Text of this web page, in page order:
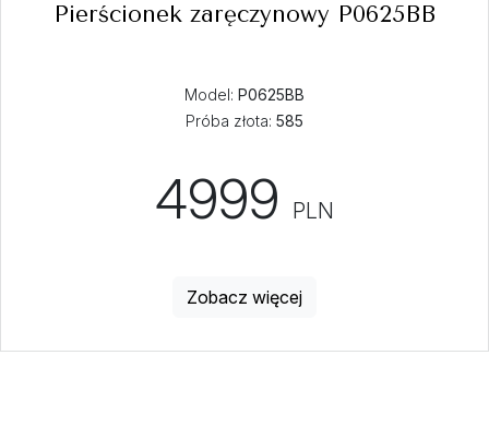
Pierścionek zaręczynowy P0625BB
Model: P0625BB
Próba złota: 585
4999 PLN
Zobacz więcej